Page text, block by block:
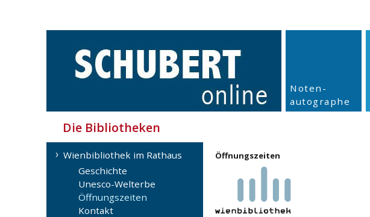
Noten-
autographe
Die Bibliotheken
Wienbibliothek im Rathaus
Geschichte
Unesco-Welterbe
Öffnungszeiten
Kontakt
Öffnungszeiten